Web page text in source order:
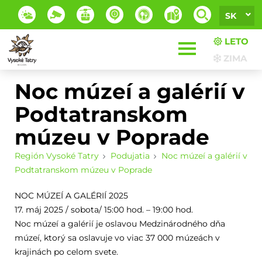
SK
LETO
ZIMA
Noc múzeí a galérií v
Podtatranskom
múzeu v Poprade
Región Vysoké Tatry Podujatia
Noc múzeí a galérií v
Podtatranskom múzeu v Poprade
NOC MÚZEÍ A GALÉRIÍ 2025
17. máj 2025 / sobota/ 15:00 hod. – 19:00 hod.
Noc múzeí a galérií je oslavou Medzinárodného dňa
múzeí, ktorý sa oslavuje vo viac 37 000 múzeách v
krajinách po celom svete.